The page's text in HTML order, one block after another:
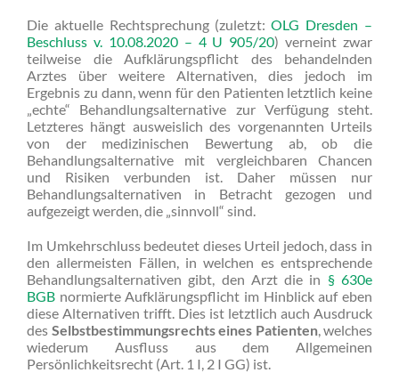
Die aktuelle Rechtsprechung (zuletzt:OLG Dresden –
Beschluss v. 10.08.2020 – 4 U 905/20) verneint zwar
teilweise die Aufklärungspflicht des behandelnden
Arztes über weitere Alternativen, dies jedoch im
Ergebnis zu dann, wenn für den Patienten letztlich keine
„echte“ Behandlungsalternative zur Verfügung steht.
Letzteres hängt ausweislich des vorgenannten Urteils
von der medizinischen Bewertung ab, ob die
Behandlungsalternative mit vergleichbaren Chancen
und Risiken verbunden ist. Daher müssen nur
Behandlungsalternativen in Betracht gezogen und
aufgezeigt werden, die „sinnvoll“ sind.
Im Umkehrschluss bedeutet dieses Urteil jedoch, dass in
den allermeisten Fällen, in welchen es entsprechende
Behandlungsalternativen gibt, den Arzt die in § 630e
BGB normierte Aufklärungspflicht im Hinblick auf eben
diese Alternativen trifft. Dies ist letztlich auch Ausdruck
des Selbstbestimmungsrechts eines Patienten, welches
wiederum Ausfluss aus dem Allgemeinen
Persönlichkeitsrecht (Art. 1 I, 2 I GG) ist.